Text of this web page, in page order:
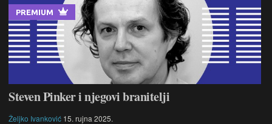
PREMIUM
Steven Pinker i njegovi branitelji
Željko Ivanković 15. rujna 2025.